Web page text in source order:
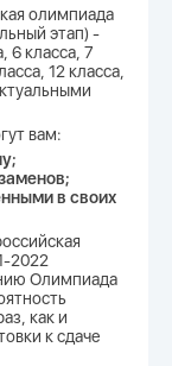
олимпиада
этап) -
6 класса, 7
12 класса,
вам:
в своих
2022
Олимпиада
как и
к сдаче